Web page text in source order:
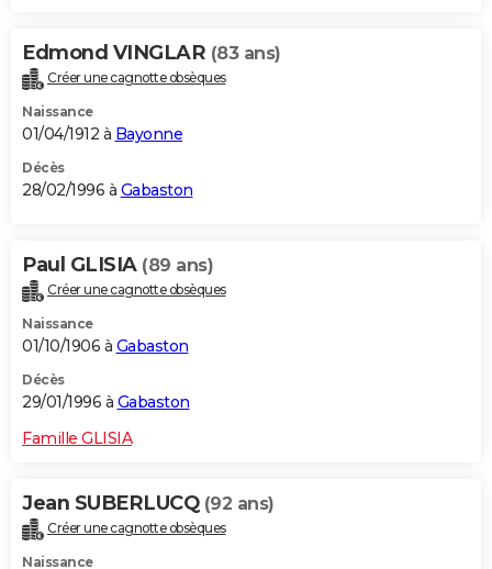
Edmond VINGLAR (83 ans)
Créer une cagnotte obsèques
Naissance
01/04/1912 à Bayonne
Décès
28/02/1996 à Gabaston
Paul GLISIA (89 ans)
Créer une cagnotte obsèques
Naissance
01/10/1906 à Gabaston
Décès
29/01/1996 à Gabaston
Famille GLISIA
Jean SUBERLUCQ (92 ans)
Créer une cagnotte obsèques
Naissance